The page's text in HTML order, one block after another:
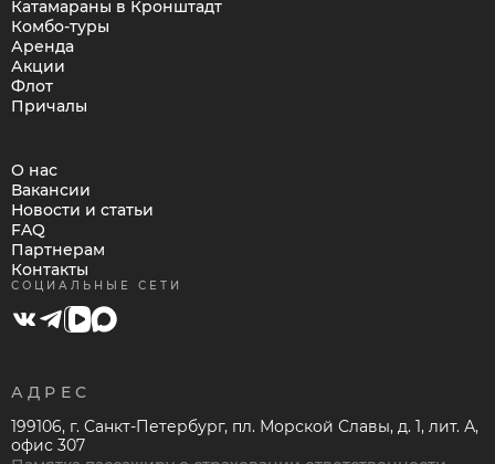
Катамараны в Кронштадт
Комбо-туры
Аренда
Акции
Флот
Причалы
О нас
Вакансии
Новости и статьи
FAQ
Партнерам
Контакты
СОЦИАЛЬНЫЕ СЕТИ
АДРЕС
199106, г. Санкт-Петербург, пл. Морской Славы, д. 1, лит. А,
офис 307